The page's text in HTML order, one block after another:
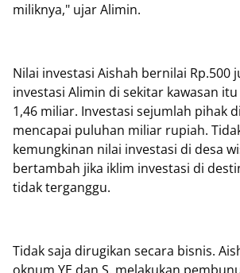
miliknya," ujar Alimin.
Nilai investasi Aishah bernilai Rp.500
investasi Alimin di sekitar kawasan
1,46 miliar. Investasi sejumlah pihak
mencapai puluhan miliar rupiah.
kemungkinan nilai investasi di desa
bertambah jika iklim investasi di
tidak terganggu.
Tidak saja dirugikan secara bisnis.